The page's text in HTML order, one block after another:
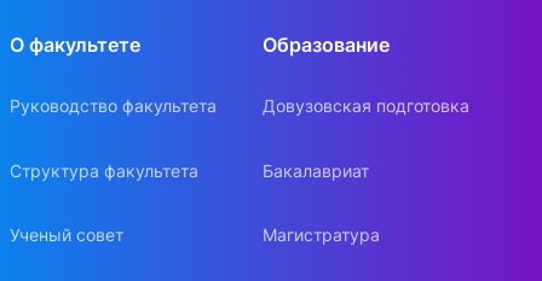
О факультете
Руководство факультета
Структура факультета
Ученый совет
Образование
Довузовская подготовка
Бакалавриат
Магистратура